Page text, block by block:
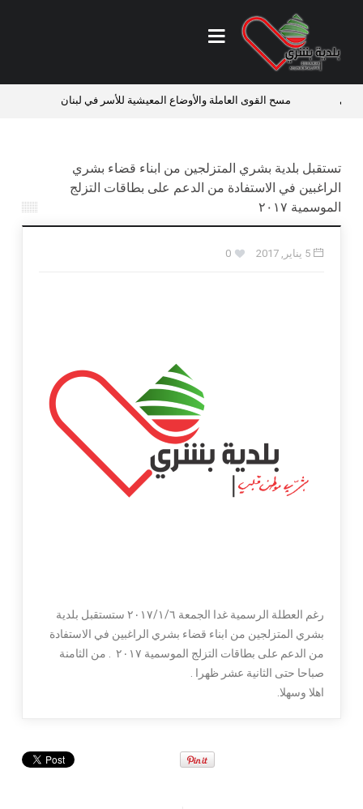
مسح القوى العاملة والأوضاع المعيشية للأسر في لبنان
تستقبل بلدية بشري المتزلجين من ابناء قضاء بشري
الراغبين في الاستفادة من الدعم على بطاقات التزلج
الموسمية ٢٠١٧
5 يناير, 2017 0
رغم العطلة الرسمية غدا الجمعة ٢٠١٧/١/٦ ستستقبل بلدية
بشري المتزلجين من ابناء قضاء بشري الراغبين في الاستفادة
من الدعم على بطاقات التزلج الموسمية ٢٠١٧ . من الثامنة
صباحا حتى الثانية عشر ظهرا .
اهلا وسهلا.